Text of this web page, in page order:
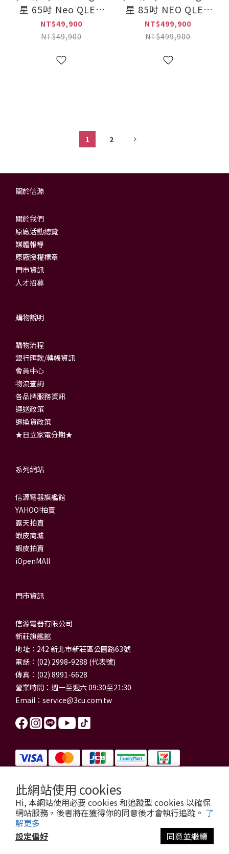
此網站使用 cookies
Hi, 本網站使用必要 cookies 和追蹤型 cookies 以確保
網站服務，後者將在獲得你的同意後才會執行追蹤。 了
解更多
設定偏好
同意並繼續
星 65吋 Neo QLED
QN70F 4K智慧顯示器
2025(QA65QN70FAXXZW)
NT$49,900
NT$49,900
星 85吋 NEO QLED
QN990F 8K智慧顯示
器
NT$499,900
NT$499,900
1 2
關於信源
關於我們
原廠活動總覽
媒體報導
原廠授權標章
門市資訊
人才招募
購物說明
購物流程
銀行匯款/轉帳資訊
會員中心
物流查詢
各品牌服務資訊
運送政策
退換貨政策
★日立家電分期★
系列網站
信源電器旗艦館
YAHOO!拍賣
露天拍賣
蝦皮商城
蝦皮拍賣
iOpenMAll
門市資訊
信源電器有限公司
新莊旗艦館
地址：242 新北市新莊區公園路63號
電話：(02) 2998-9288 (代表號)
傳真：(02) 8991-6628
營業時間：週一至週六 09:30至21:30
Email： service@3cu.com.tw
信源電器有限公司 統一編號：84179325
門市地址：新北市新莊區公園路63號
信源電器 版權所有
copyright © 2026 3cu.com.tw All Rights Reserved.